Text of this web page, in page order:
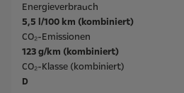
Energieverbrauch
5,5 l/100 km (kombiniert)
CO₂-Emissionen
123 g/km (kombiniert)
CO₂-Klasse (kombiniert)
D